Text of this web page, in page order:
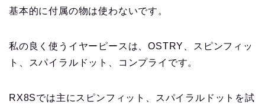
基本的に付属の物は使わないです。
私の良く使うイヤーピースは、OSTRY、スピンフィッ
ト、スパイラルドット、コンプライです。
RX8Sでは主にスピンフィット、スパイラルドットを試